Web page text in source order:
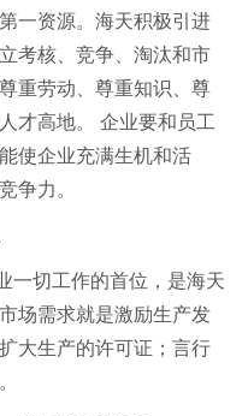
一资源。海天积极引进
考核、竞争、淘汰和市
重劳动、尊重知识、尊
才高地。 企业要和员工
使企业充满生机和活
争力。
一切工作的首位，是海天
场需求就是激励生产发
大生产的许可证；言行